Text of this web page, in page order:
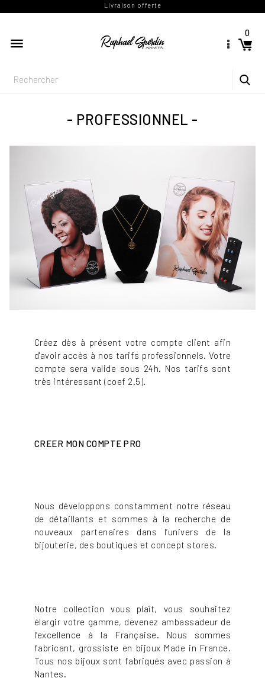

0
Livraison offerte
PROFESSIONNEL
Créez dès à présent votre compte client afin
d'avoir accès à nos tarifs professionnels. Votre
compte sera valide sous 24h. Nos tarifs sont
très intéressant (coef 2.5).
CREER MON COMPTE PRO
Nous développons constamment notre réseau
de détaillants et sommes à la recherche de
nouveaux partenaires dans l’univers de la
bijouterie, des boutiques et concept stores.
Notre collection vous plaît, vous souhaitez
élargir votre gamme, devenez ambassadeur de
l’excellence à la Française. Nous sommes
fabricant, grossiste en bijoux Made in France.
Tous nos bijoux sont fabriqués avec passion à
Nantes.